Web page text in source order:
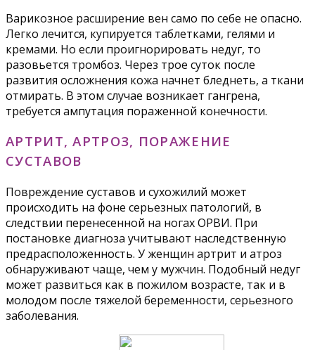
Варикозное расширение вен само по себе не опасно.
Легко лечится, купируется таблетками, гелями и
кремами. Но если проигнорировать недуг, то
разовьется тромбоз. Через трое суток после
развития осложнения кожа начнет бледнеть, а ткани
отмирать. В этом случае возникает гангрена,
требуется ампутация пораженной конечности.
АРТРИТ, АРТРОЗ, ПОРАЖЕНИЕ
СУСТАВОВ
Повреждение суставов и сухожилий может
происходить на фоне серьезных патологий, в
следствии перенесенной на ногах ОРВИ. При
постановке диагноза учитывают наследственную
предрасположенность. У женщин артрит и атроз
обнаруживают чаще, чем у мужчин. Подобный недуг
может развиться как в пожилом возрасте, так и в
молодом после тяжелой беременности, серьезного
заболевания.